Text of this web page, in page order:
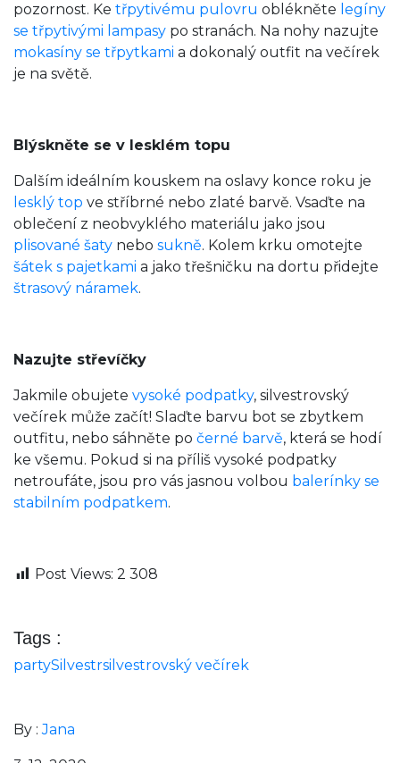
pozornost. Ke třpytivému pulovru oblékněte legíny
se třpytivými lampasy po stranách. Na nohy nazujte
mokasíny se třpytkami a dokonalý outfit na večírek
je na světě.
Blýskněte se v lesklém topu
Dalším ideálním kouskem na oslavy konce roku je
lesklý top ve stříbrné nebo zlaté barvě. Vsaďte na
oblečení z neobvyklého materiálu jako jsou
plisované šaty nebo sukně. Kolem krku omotejte
šátek s pajetkami a jako třešničku na dortu přidejte
štrasový náramek.
Nazujte střevíčky
Jakmile obujete vysoké podpatky, silvestrovský
večírek může začít! Slaďte barvu bot se zbytkem
outfitu, nebo sáhněte po černé barvě, která se hodí
ke všemu. Pokud si na příliš vysoké podpatky
netroufáte, jsou pro vás jasnou volbou balerínky se
stabilním podpatkem.
Post Views: 2 308
Tags :
partySilvestrsilvestrovský večírek
By :Jana